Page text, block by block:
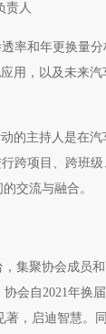
责人
率和年更换量
用，以及未来
的主持人是在
跨项目、跨班
交流与融合。
集聚协会成员
会自2021年换
，启迪智慧。